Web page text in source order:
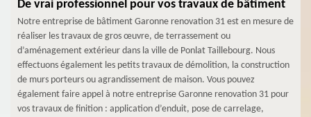
De vrai professionnel pour vos travaux de bâtiment
Notre entreprise de bâtiment Garonne renovation 31 est en mesure de
réaliser les travaux de gros œuvre, de terrassement ou
d’aménagement extérieur dans la ville de Ponlat Taillebourg. Nous
effectuons également les petits travaux de démolition, la construction
de murs porteurs ou agrandissement de maison. Vous pouvez
également faire appel à notre entreprise Garonne renovation 31 pour
vos travaux de finition : application d’enduit, pose de carrelage,